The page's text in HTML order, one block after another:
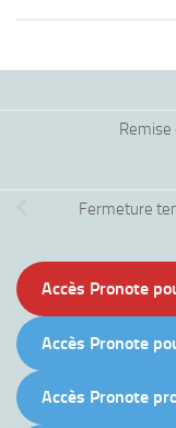
Fermeture
Accès Pronote
Accès Pronote
Accès Pronote